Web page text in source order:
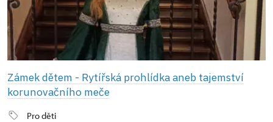
Zámek dětem - Rytířská prohlídka aneb tajemství
korunovačního meče
Pro děti